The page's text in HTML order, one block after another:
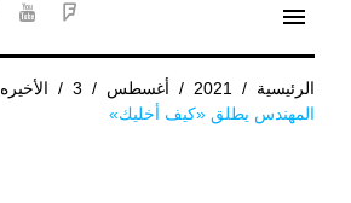
menu
الرئيسية /
2021
/ أغسطس /
3
/ الأخيره
المهندس يطلق «كيف أخليك»